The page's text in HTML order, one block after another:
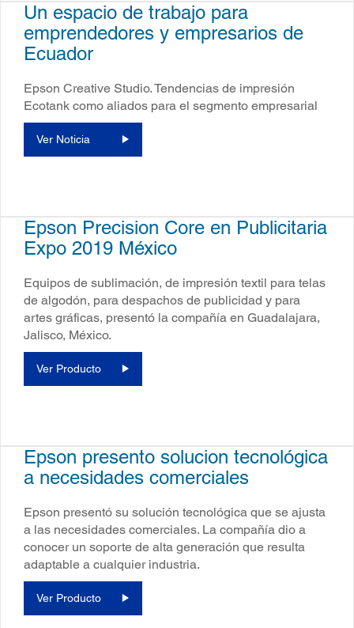
Un espacio de trabajo para
emprendedores y empresarios de
Ecuador
Epson Creative Studio. Tendencias de impresión
Ecotank como aliados para el segmento empresarial
Ver Noticia
Epson Precision Core en Publicitaria
Expo 2019 México
Equipos de sublimación, de impresión textil para telas
de algodón, para despachos de publicidad y para
artes gráficas, presentó la compañía en Guadalajara,
Jalisco, México.
Ver Producto
Epson presento solucion tecnológica
a necesidades comerciales
Epson presentó su solución tecnológica que se ajusta
a las necesidades comerciales. La compañía dio a
conocer un soporte de alta generación que resulta
adaptable a cualquier industria.
Ver Producto